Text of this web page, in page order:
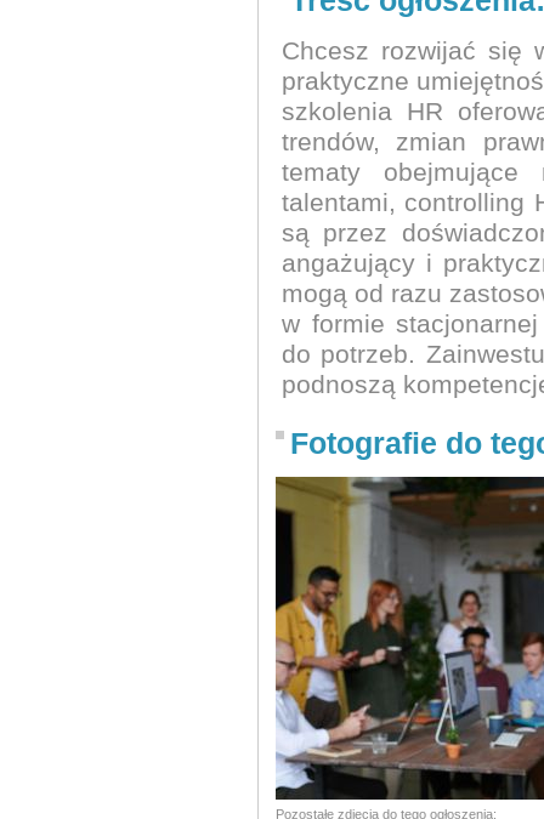
Chcesz rozwijać się
praktyczne
szkolenia HR
trendów, zmian
tematy obejmujące
talentami, controlling
są przez
angażujący i
mogą od razu
w formie
do potrzeb.
podnoszą
Fotografie do
Pozostałe zdjęcia do tego ogłoszenia: